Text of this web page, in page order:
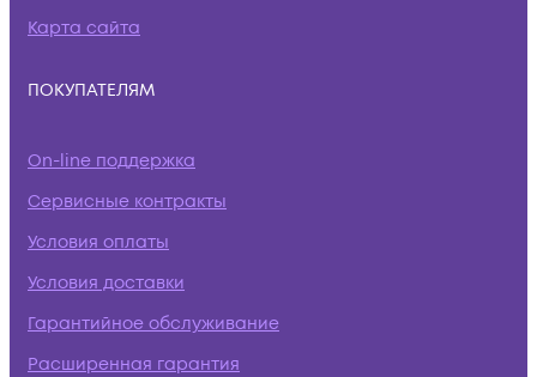
Карта сайта
ПОКУПАТЕЛЯМ
On-line поддержка
Сервисные контракты
Условия оплаты
Условия доставки
Гарантийное обслуживание
Расширенная гарантия